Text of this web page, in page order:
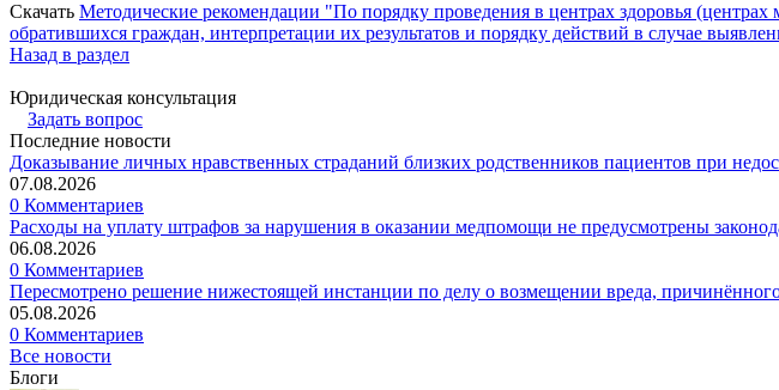
Скачать Методические рекомендации "По порядку проведения в центрах здоровья
обратившихся граждан, интерпретации их результатов и порядку действий в случае
Назад в раздел
Юридическая консультация
Задать вопрос
Последние новости
Доказывание личных нравственных страданий близких родственников пациентов при
07.08.2026
0 Комментариев
Расходы на уплату штрафов за нарушения в оказании медпомощи не предусмотрены
06.08.2026
0 Комментариев
Пересмотрено решение нижестоящей инстанции по делу о возмещении вреда,
05.08.2026
0 Комментариев
Все новости
Блоги